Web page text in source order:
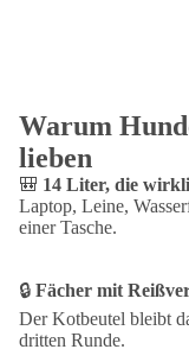
vorgewaschener
mit einem
Ausstattung
Hauptfach mit
Mehrere
Gepolsterter Boden
Verstellbarer
Warum
lieben
🎒 14 Liter, die
Laptop, Leine,
einer Tasche.
🔒 Fächer mit
Der Kotbeutel bleibt
dritten Runde.